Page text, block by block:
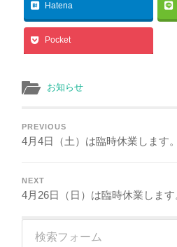
Hatena
Pocket
お知らせ
PREVIOUS
4月4日（土）は臨時休業します。
NEXT
4月26日（日）は臨時休業します